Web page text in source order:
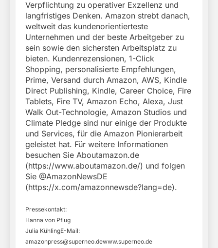
Verpflichtung zu operativer Exzellenz und
langfristiges Denken. Amazon strebt danach,
weltweit das kundenorientierteste
Unternehmen und der beste Arbeitgeber zu
sein sowie den sichersten Arbeitsplatz zu
bieten. Kundenrezensionen, 1-Click
Shopping, personalisierte Empfehlungen,
Prime, Versand durch Amazon, AWS, Kindle
Direct Publishing, Kindle, Career Choice, Fire
Tablets, Fire TV, Amazon Echo, Alexa, Just
Walk Out-Technologie, Amazon Studios und
Climate Pledge sind nur einige der Produkte
und Services, für die Amazon Pionierarbeit
geleistet hat. Für weitere Informationen
besuchen Sie Aboutamazon.de
(https://www.aboutamazon.de/) und folgen
Sie @AmazonNewsDE
(https://x.com/amazonnewsde?lang=de).
Pressekontakt:
Hanna von Pflug
Julia KühlingE-Mail:
amazonpress@superneo.dewww.superneo.de